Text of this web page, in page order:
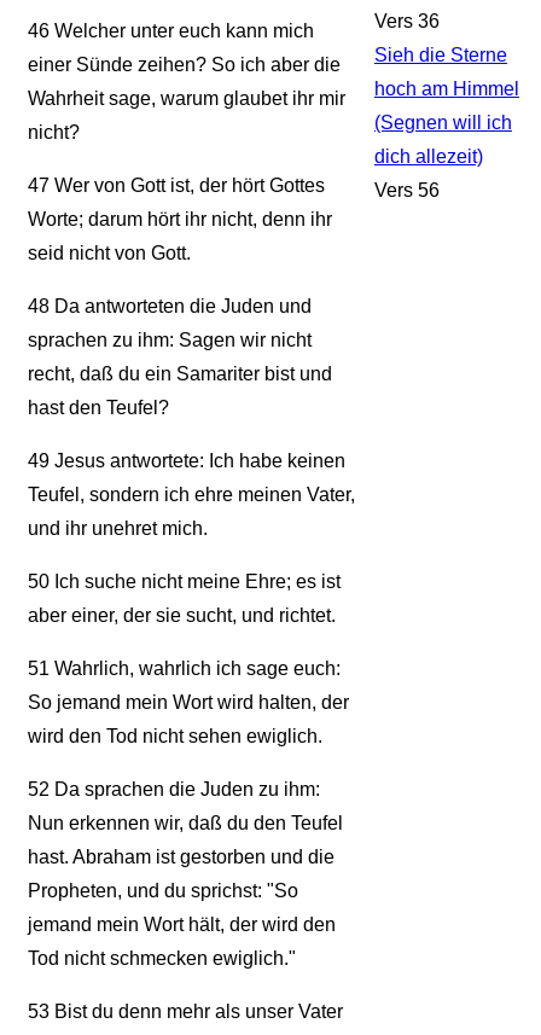
46Welcher unter euch kann mich
einer Sünde zeihen? So ich aber die
Wahrheit sage, warum glaubet ihr mir
nicht?
47Wer von Gott ist, der hört Gottes
Worte; darum hört ihr nicht, denn ihr
seid nicht von Gott.
48Da antworteten die Juden und
sprachen zu ihm: Sagen wir nicht
recht, daß du ein Samariter bist und
hast den Teufel?
49Jesus antwortete: Ich habe keinen
Teufel, sondern ich ehre meinen Vater,
und ihr unehret mich.
50Ich suche nicht meine Ehre; es ist
aber einer, der sie sucht, und richtet.
51 Wahrlich, wahrlich ich sage euch:
So jemand mein Wort wird halten, der
wird den Tod nicht sehen ewiglich.
52 Da sprachen die Juden zu ihm:
Nun erkennen wir, daß du den Teufel
hast. Abraham ist gestorben und die
Propheten, und du sprichst: "So
jemand mein Wort hält, der wird den
Tod nicht schmecken ewiglich."
53Bist du denn mehr als unser Vater
Vers 36
Sieh die Sterne
hoch am Himmel
(Segnen will ich
dich allezeit)
Vers 56